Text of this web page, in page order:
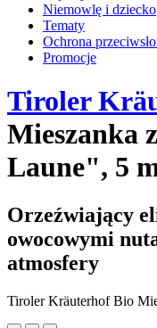
Niemowlę i dziecko
Tematy
Ochrona
Promocje
Tiroler
Mieszanka
Laune", 5
Orzeźwiający
owocowymi
atmosfery
Tiroler Kräuterhof Bio